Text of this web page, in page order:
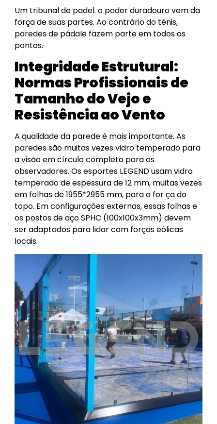
Um tribunal de padel. o poder duradouro vem da
força de suas partes. Ao contrário do ténis,
paredes de pádale fazem parte em todos os
pontos.
Integridade Estrutural:
Normas Profissionais de
Tamanho do Vejo e
Resistência ao Vento
A qualidade da parede é mais importante. As
paredes são muitas vezes vidro temperado para
a visão em círculo completo para os
observadores. Os esportes LEGEND usam vidro
temperado de espessura de 12 mm, muitas vezes
em folhas de 1955*2955 mm, para a for ça do
topo. Em configurações externas, essas folhas e
os postos de aço SPHC (100x100x3mm) devem
ser adaptados para lidar com forças eólicas
locais.